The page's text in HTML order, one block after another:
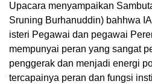
Upacara menyampaikan
Sruning Burhanuddin) bahhwa
isteri Pegawai dan pegawai
mempunyai peran yang sangat
penggerak dan menjadi energi
tercapainya peran dan fungsi